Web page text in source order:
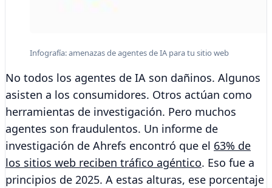
Infografía: amenazas de agentes de IA para tu sitio web
No todos los agentes de IA son dañinos. Algunos
asisten a los consumidores. Otros actúan como
herramientas de investigación. Pero muchos
agentes son fraudulentos. Un informe de
investigación de Ahrefs encontró que el 63% de
los sitios web reciben tráfico agéntico. Eso fue a
principios de 2025. A estas alturas, ese porcentaje